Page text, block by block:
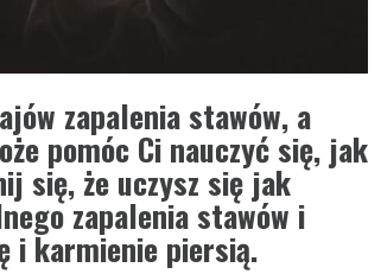
zapalenia stawów, a
pomóc Ci nauczyć się, jak
się, że uczysz się jak
zapalenia stawów i
i karmienie piersią.